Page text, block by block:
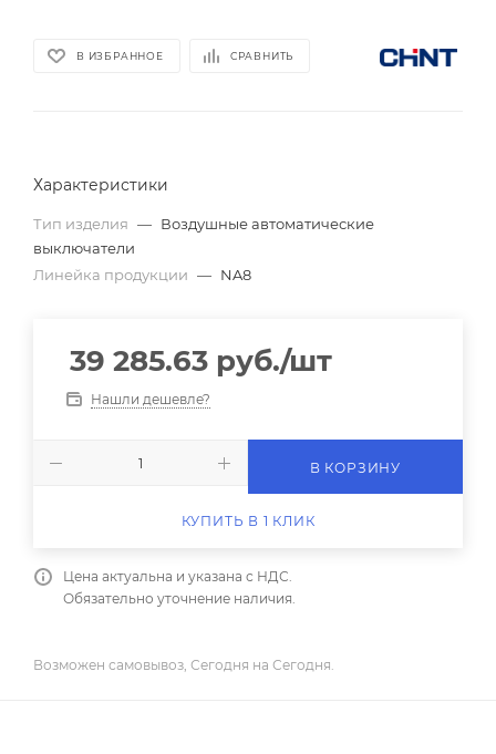
В ИЗБРАННОЕ СРАВНИТЬ
Характеристики
Тип изделия — Воздушные автоматические
выключатели
Линейка продукции — NA8
39 285.63 руб./шт
Нашли дешевле?
В КОРЗИНУ
КУПИТЬ В 1 КЛИК
Цена актуальна и указана с НДС.
Обязательно уточнение наличия.
Возможен самовывоз, Сегодня на Сегодня.